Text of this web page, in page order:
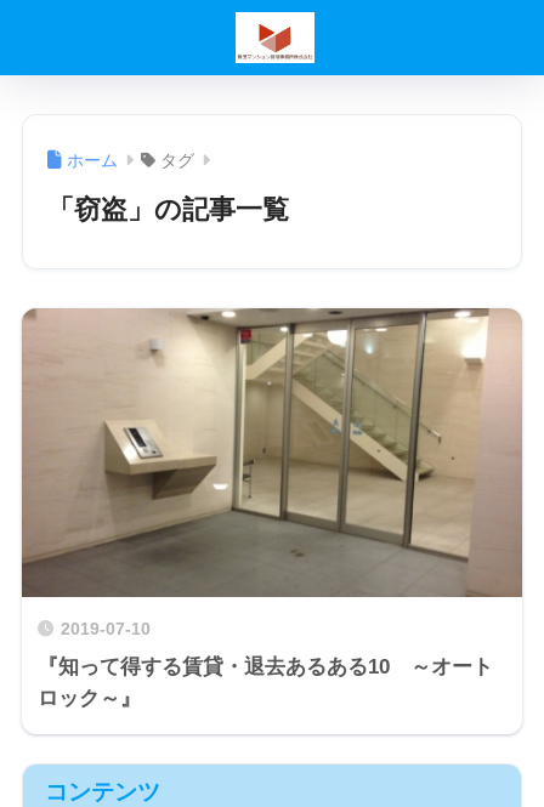
ホーム タグ
「窃盗」の記事一覧
2019-07-10
『知って得する賃貸・退去あるある10 ～オート
ロック～』
コンテンツ